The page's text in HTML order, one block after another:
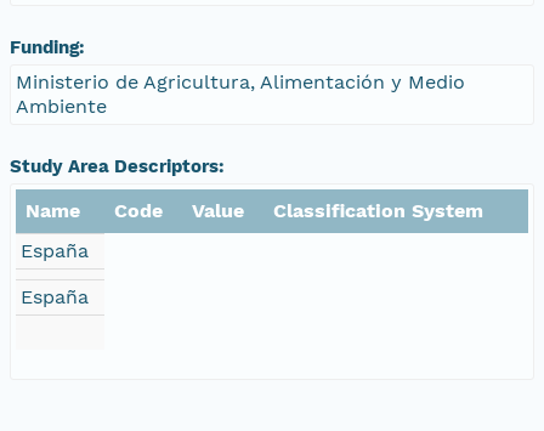
Funding:
Ministerio de Agricultura, Alimentación y Medio
Ambiente
Study Area Descriptors:
Name Code Value
Classification System
España
España